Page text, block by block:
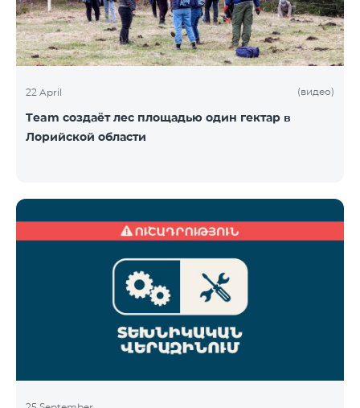
22 April (видео)
Team создаёт лес площадью один гектар в
Лорийской области